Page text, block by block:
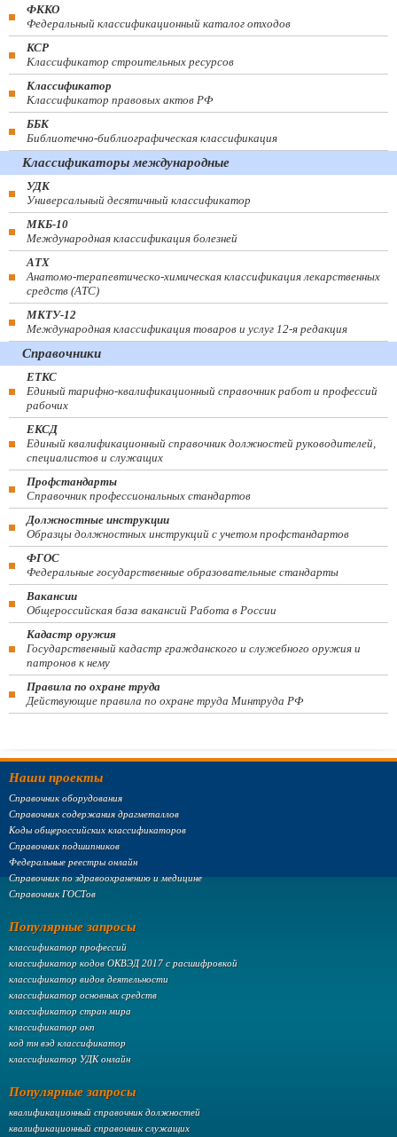
ФККО
Федеральный классификационный каталог отходов
КСР
Классификатор строительных ресурсов
Классификатор
Классификатор правовых актов РФ
ББК
Библиотечно-библиографическая классификация
Классификаторы международные
УДК
Универсальный десятичный классификатор
МКБ-10
Международная классификация болезней
АТХ
Анатомо-терапевтическо-химическая классификация лекарственных
средств (ATC)
МКТУ-12
Международная классификация товаров и услуг 12-я редакция
Справочники
ЕТКС
Единый тарифно-квалификационный справочник работ и профессий
рабочих
ЕКСД
Единый квалификационный справочник должностей руководителей,
специалистов и служащих
Профстандарты
Справочник профессиональных стандартов
Должностные инструкции
Образцы должностных инструкций с учетом профстандартов
ФГОС
Федеральные государственные образовательные стандарты
Вакансии
Общероссийская база вакансий Работа в России
Кадастр оружия
Государственный кадастр гражданского и служебного оружия и
патронов к нему
Правила по охране труда
Действующие правила по охране труда Минтруда РФ
Наши проекты
Справочник оборудования
Справочник содержания драгметаллов
Коды общероссийских классификаторов
Справочник подшипников
Федеральные реестры онлайн
Справочник по здравоохранению и медицине
Справочник ГОСТов
Популярные запросы
классификатор профессий
классификатор кодов ОКВЭД 2017 с расшифровкой
классификатор видов деятельности
классификатор основных средств
классификатор стран мира
классификатор окп
код тн вэд классификатор
классификатор УДК онлайн
Популярные запросы
квалификационный справочник должностей
квалификационный справочник служащих